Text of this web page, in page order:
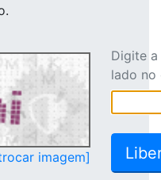
imagem]
Digite
lado no